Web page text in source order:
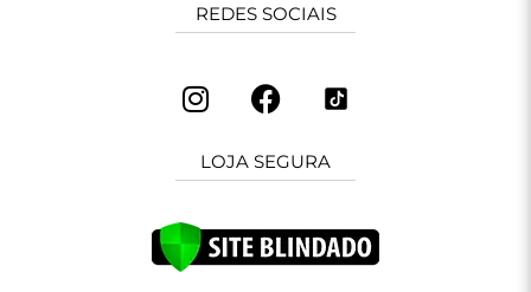
REDES SOCIAIS
LOJA SEGURA